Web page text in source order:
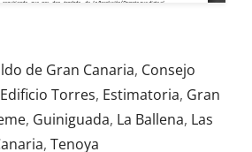
de Gran Canaria, Consejo
Edificio Torres, Estimatoria, Gran
, Guiniguada, La Ballena, Las
, Tenoya